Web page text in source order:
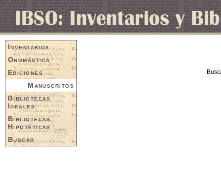
Inventarios
Onomástica
Ediciones
Manuscritos
Bibliotecas
Ideales
Bibliotecas
Hipotéticas
Buscar